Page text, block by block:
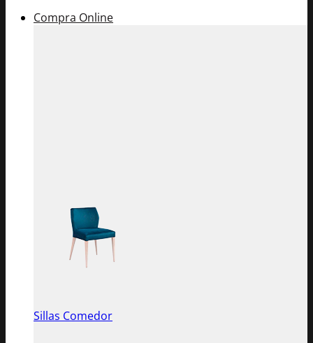
Compra Online
Sillas Comedor